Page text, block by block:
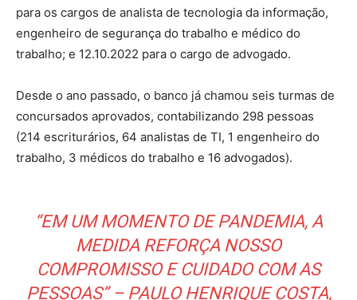
para os cargos de analista de tecnologia da informação,
engenheiro de segurança do trabalho e médico do
trabalho; e 12.10.2022 para o cargo de advogado.
Desde o ano passado, o banco já chamou seis turmas de
concursados aprovados, contabilizando 298 pessoas
(214 escriturários, 64 analistas de TI, 1 engenheiro do
trabalho, 3 médicos do trabalho e 16 advogados).
“EM UM MOMENTO DE PANDEMIA, A
MEDIDA REFORÇA NOSSO
COMPROMISSO E CUIDADO COM AS
PESSOAS” – PAULO HENRIQUE COSTA,